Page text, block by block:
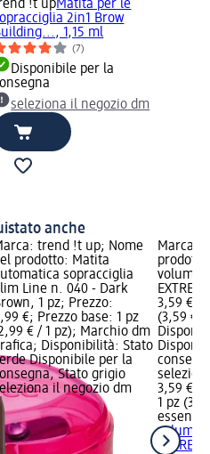
!t upMatita per le
2in1 Brow
1,15 ml
(7)
Disponibile per la
seleziona il negozio dm
anche
trend !t up; Nome
prodotto: Matita
sopracciglia
Line n. 040 - Dark
1 pz; Prezzo:
€; Prezzo base: 1 pz
€ / 1 pz); Marchio dm
Disponibilità: Stato
Disponibile per la
Stato grigio
il negozio dm
Marca:
3,59 €;
(3,59 € /
3,59 €
1 pz
essence